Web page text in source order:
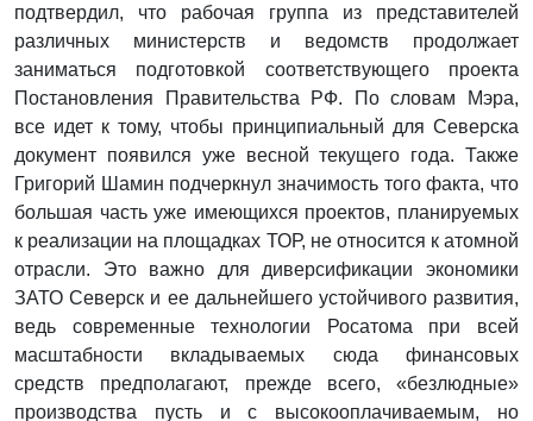
подтвердил, что рабочая группа из представителей
различных министерств и ведомств продолжает
заниматься подготовкой соответствующего проекта
Постановления Правительства РФ. По словам Мэра,
все идет к тому, чтобы принципиальный для Северска
документ появился уже весной текущего года. Также
Григорий Шамин подчеркнул значимость того факта, что
большая часть уже имеющихся проектов, планируемых
к реализации на площадках ТОР, не относится к атомной
отрасли. Это важно для диверсификации экономики
ЗАТО Северск и ее дальнейшего устойчивого развития,
ведь современные технологии Росатома при всей
масштабности вкладываемых сюда финансовых
средств предполагают, прежде всего, «безлюдные»
производства пусть и с высокооплачиваемым, но